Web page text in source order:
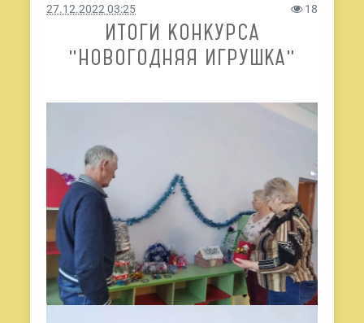
27.12.2022 03:25 18
ИТОГИ КОНКУРСА
"НОВОГОДНЯЯ ИГРУШКА"